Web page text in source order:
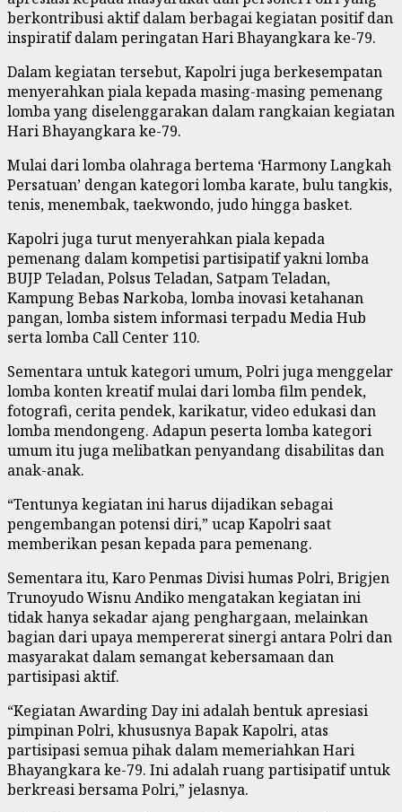
berkontribusi aktif dalam berbagai kegiatan positif dan
inspiratif dalam peringatan Hari Bhayangkara ke-79.
Dalam kegiatan tersebut, Kapolri juga berkesempatan
menyerahkan piala kepada masing-masing pemenang
lomba yang diselenggarakan dalam rangkaian kegiatan
Hari Bhayangkara ke-79.
Mulai dari lomba olahraga bertema ‘Harmony Langkah
Persatuan’ dengan kategori lomba karate, bulu tangkis,
tenis, menembak, taekwondo, judo hingga basket.
Kapolri juga turut menyerahkan piala kepada
pemenang dalam kompetisi partisipatif yakni lomba
BUJP Teladan, Polsus Teladan, Satpam Teladan,
Kampung Bebas Narkoba, lomba inovasi ketahanan
pangan, lomba sistem informasi terpadu Media Hub
serta lomba Call Center 110.
Sementara untuk kategori umum, Polri juga menggelar
lomba konten kreatif mulai dari lomba film pendek,
fotografi, cerita pendek, karikatur, video edukasi dan
lomba mendongeng. Adapun peserta lomba kategori
umum itu juga melibatkan penyandang disabilitas dan
anak-anak.
“Tentunya kegiatan ini harus dijadikan sebagai
pengembangan potensi diri,” ucap Kapolri saat
memberikan pesan kepada para pemenang.
Sementara itu, Karo Penmas Divisi humas Polri, Brigjen
Trunoyudo Wisnu Andiko mengatakan kegiatan ini
tidak hanya sekadar ajang penghargaan, melainkan
bagian dari upaya mempererat sinergi antara Polri dan
masyarakat dalam semangat kebersamaan dan
partisipasi aktif.
“Kegiatan Awarding Day ini adalah bentuk apresiasi
pimpinan Polri, khususnya Bapak Kapolri, atas
partisipasi semua pihak dalam memeriahkan Hari
Bhayangkara ke-79. Ini adalah ruang partisipatif untuk
berkreasi bersama Polri,” jelasnya.